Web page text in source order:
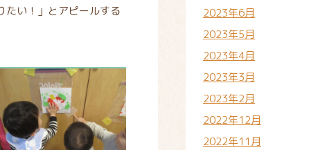
たい！」とアピールする
2023年6月
2023年5月
2023年4月
2023年3月
2023年2月
2022年12月
2022年11月